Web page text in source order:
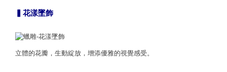
▍花漾墜飾
立體的花瓣，生動綻放，增添優雅的視覺感受。